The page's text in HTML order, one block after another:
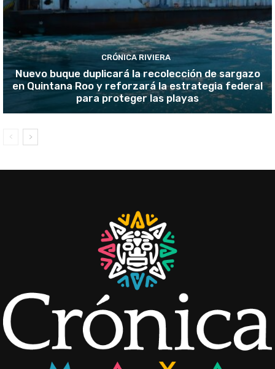
CRÓNICA RIVIERA
Nuevo buque duplicará la recolección de sargazo
en Quintana Roo y reforzará la estrategia federal
para proteger las playas